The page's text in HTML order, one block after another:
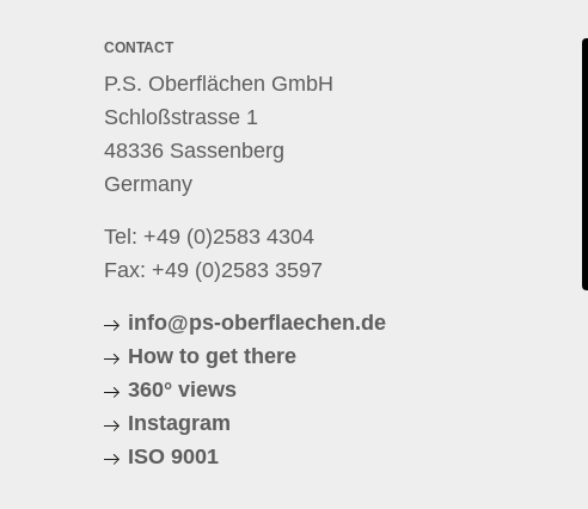
CONTACT
P.S. Oberflächen GmbH
Schloßstrasse 1
48336 Sassenberg
Germany
Tel: +49 (0)2583 4304
Fax: +49 (0)2583 3597
info@ps-oberflaechen.de
How to get there
360° views
Instagram
ISO 9001